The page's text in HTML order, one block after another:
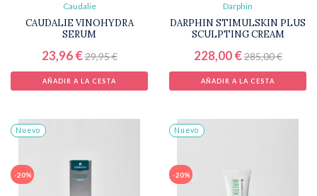
Caudalie
CAUDALIE VINOHYDRA
SERUM
23,96 €29,95 €
AÑADIR A LA CESTA
Darphin
DARPHIN STIMULSKIN PLUS
SCULPTING CREAM
228,00 €285,00 €
AÑADIR A LA CESTA
Nuevo
-20%
Nuevo
-20%